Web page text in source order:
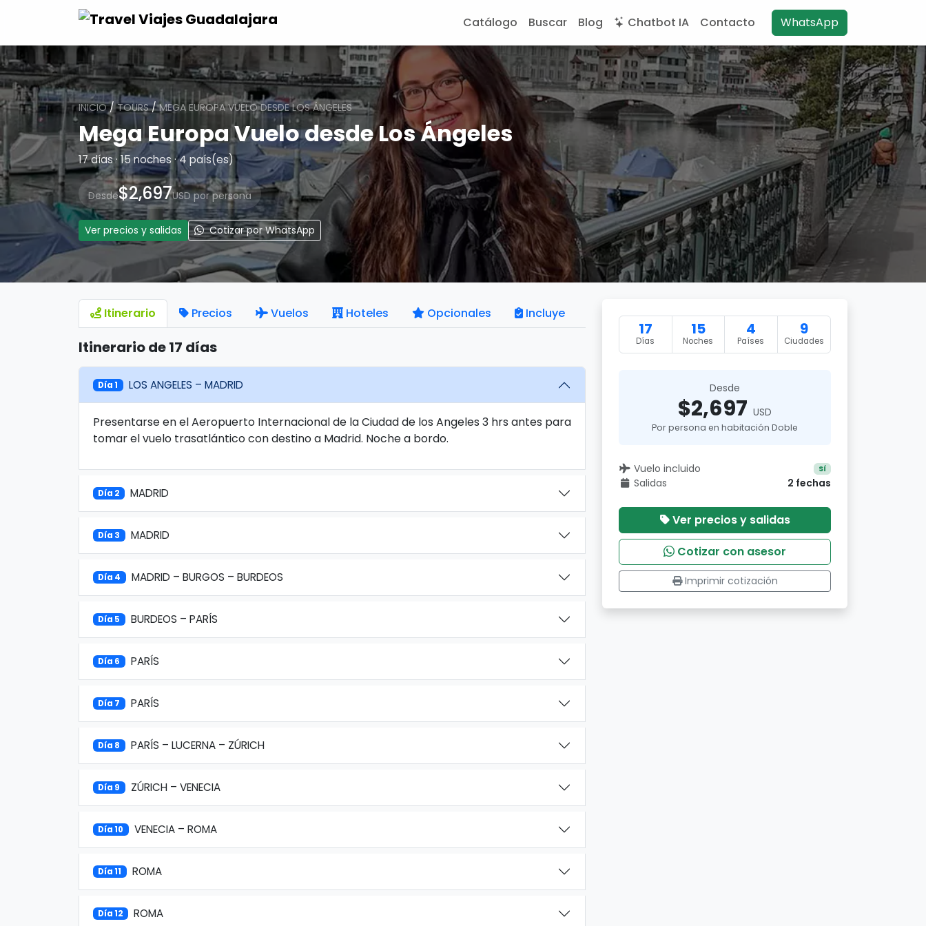
Catálogo Buscar Blog Chatbot IA Contacto WhatsApp
INICIO/TOURS/MEGA EUROPA VUELO DESDE LOS ÁNGELES
Mega Europa Vuelo desde Los Ángeles
17 días · 15 noches · 4 país(es)
Desde$2,697USD por persona
Ver precios y salidas Cotizar por WhatsApp
Itinerario Precios Vuelos Hoteles Opcionales Incluye
Itinerario de 17 días
Día 1 LOS ANGELES – MADRID
Presentarse en el Aeropuerto Internacional de la Ciudad de los Angeles 3 hrs antes para
tomar el vuelo trasatlántico con destino a Madrid. Noche a bordo.
Día 2 MADRID
Día 3 MADRID
Día 4 MADRID – BURGOS – BURDEOS
Día 5 BURDEOS – PARÍS
Día 6 PARÍS
Día 7 PARÍS
Día 8 PARÍS – LUCERNA – ZÚRICH
Día 9 ZÚRICH – VENECIA
Día 10 VENECIA – ROMA
Día 11 ROMA
Día 12 ROMA
17
Días
15
Noches
4
Países
9
Ciudades
Desde
$2,697 USD
Por persona en habitación Doble
Vuelo incluido Sí
Salidas 2 fechas
Ver precios y salidas
Cotizar con asesor
Imprimir cotización